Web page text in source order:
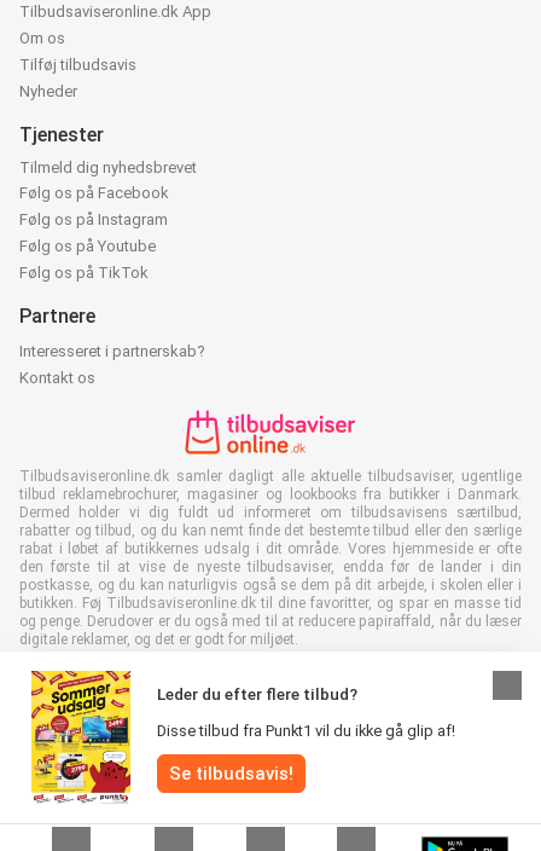
Leder du efter flere tilbud?
Disse tilbud fra Punkt1 vil du ikke gå glip af!
Se tilbudsavis!
Tilbudsaviseronline.dk App
Om os
Tilføj tilbudsavis
Nyheder
Tjenester
Tilmeld dig nyhedsbrevet
Følg os på Facebook
Følg os på Instagram
Følg os på Youtube
Følg os på TikTok
Partnere
Interesseret i partnerskab?
Kontakt os
Tilbudsaviseronline.dk samler dagligt alle aktuelle tilbudsaviser, ugentlige
tilbud reklamebrochurer, magasiner og lookbooks fra butikker i Danmark.
Dermed holder vi dig fuldt ud informeret om tilbudsavisens særtilbud,
rabatter og tilbud, og du kan nemt finde det bestemte tilbud eller den særlige
rabat i løbet af butikkernes udsalg i dit område. Vores hjemmeside er ofte
den første til at vise de nyeste tilbudsaviser, endda før de lander i din
postkasse, og du kan naturligvis også se dem på dit arbejde, i skolen eller i
butikken. Føj Tilbudsaviseronline.dk til dine favoritter, og spar en masse tid
og penge. Derudover er du også med til at reducere papiraffald, når du læser
digitale reklamer, og det er godt for miljøet.
Alle rettigheder forbeholdes © Tilbudsaviseronline.dk 2026 |
Ansvarsfraskrivelse |Vilkår og betingelser